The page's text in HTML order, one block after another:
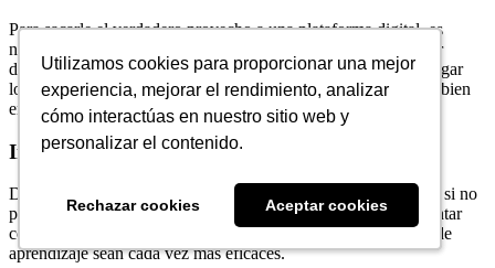
Utilizamos cookies para proporcionar una mejor
experiencia, mejorar el rendimiento, analizar
cómo interactúas en nuestro sitio web y
personalizar el contenido.
Rechazar cookies Aceptar cookies
Utilizamos cookies para proporcionar una mejor
experiencia, mejorar el rendimiento, analizar
cómo interactúas en nuestro sitio web y
personalizar el contenido.
Rechazar cookies Aceptar cookies
Para sacarle el verdadero provecho a una plataforma digital, es
necesario que esta pueda funcionar correctamente en cualquier
dispositivo electrónico, así como permitir a los usuarios descargar
los contenidos en cualquier momento. Si tu LMS no funciona bien
en móviles, estás perdiendo una gran oportunidad.
Interfaz intuitiva
De nada sirve tener un LMS que abra en cualquier dispositivo si no
permite una navegación fluida. Una plataforma LMS debe contar
con una interfaz de usuario intuitiva, para que las actividades de
aprendizaje sean cada vez más eficaces.